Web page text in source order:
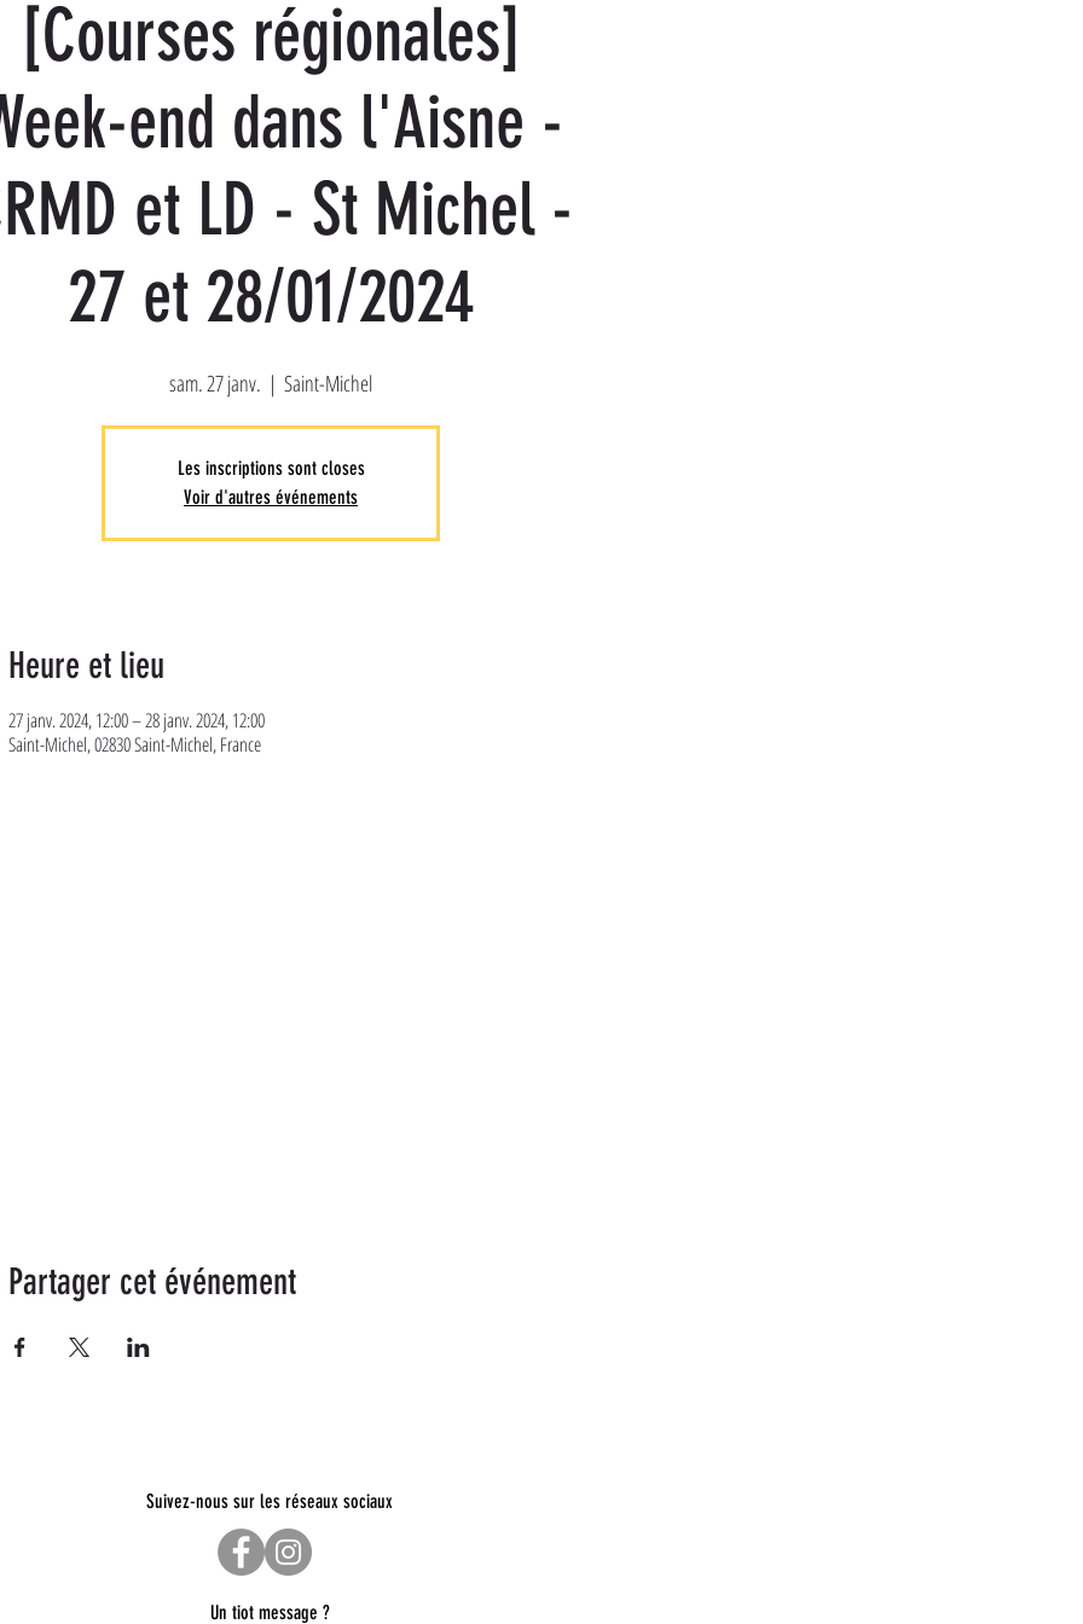
[Courses régionales]
end dans l'Aisne -
et LD - St Michel -
27 et 28/01/2024
sam. 27 janv.
  |
Saint-Michel
Les inscriptions sont closes
Voir d'autres événements
Heure et lieu
27 janv. 2024, 12:00 – 28 janv. 2024, 12:00
Saint-Michel, 02830 Saint-Michel, France
Partager cet événement
Suivez-nous sur les réseaux sociaux
Un tiot message ?